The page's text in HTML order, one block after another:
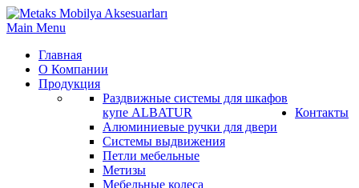
Main Menu
Главная
О Компании
Продукция
Раздвижные системы для шкафов
купе ALBATUR
Алюминиевые ручки для двери
Системы выдвижения
Петли мебельные
Метизы
Мебельные колеса
Контакты